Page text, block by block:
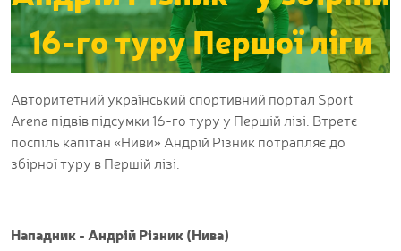
16-го туру Першої ліги
Авторитетний український спортивний портал Sport
Arena підвів підсумки 16-го туру у Першій лізі. Втретє
поспіль капітан «Ниви» Андрій Різник потрапляє до
збірної туру в Першій лізі.
Нападник - Андрій Різник (Нива)